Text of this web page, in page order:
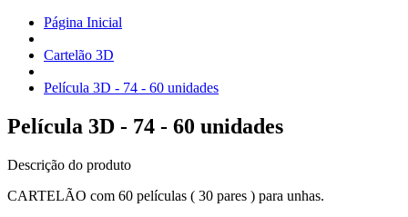
Página Inicial
Cartelão 3D
Película 3D - 74 - 60 unidades
Película 3D - 74 - 60 unidades
Descrição do produto
CARTELÃO com 60 películas ( 30 pares ) para unhas.